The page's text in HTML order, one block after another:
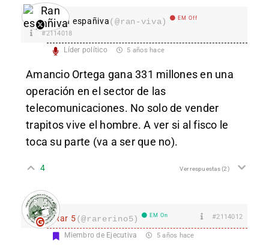
Ran españiva(@ran-viva) EM Off
#2114018
Líder político 5 años hace
Amancio Ortega gana 331 millones en una
operación en el sector de las
telecomunicaciones. No solo de vender
trapitos vive el hombre. A ver si al fisco le
toca su parte (va a ser que no).
4 Ver respuestas(2)
Rar 5(@rarerino5) EM On #2114012
Miembro de Ejecutiva 5 años hace